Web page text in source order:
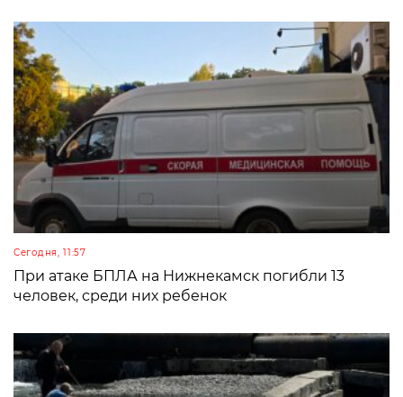
Сегодня, 11:57
При атаке БПЛА на Нижнекамск погибли 13
человек, среди них ребенок